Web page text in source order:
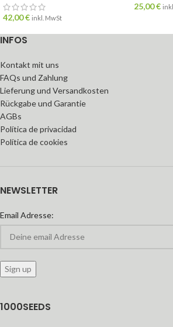
42,00€ inkl. MwSt
25,00€
INFOS
Kontakt mit uns
FAQs und Zahlung
Lieferung und Versandkosten
Rückgabe und Garantie
AGBs
Política de privacidad
Política de cookies
NEWSLETTER
Email Adresse:
1000SEEDS